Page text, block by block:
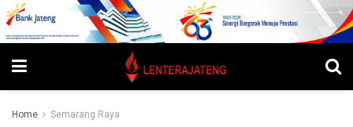
Home Semarang Raya